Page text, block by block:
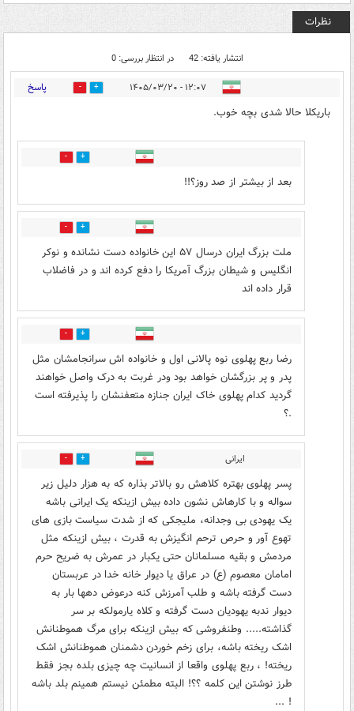
نظرات
انتشار یافته: 42 در انتظار بررسی: 0
۱۲:۰۷ - ۱۴۰۵/۰۳/۲۰ 43 پاسخ
باریکلا حالا شدی بچه خوب.
2
بعد از بیشتر از صد روز؟!!
3
ملت بزرگ ایران درسال ۵۷ این خانواده دست نشانده و نوکر
انگلیس و شیطان بزرگ آمریکا را دفع کرده اند و در فاضلاب
قرار داده اند
2
رضا ربع پهلوی نوه پالانی اول و خانواده اش سرانجامشان مثل
پدر و پر بزرگشان خواهد بود ودر غربت به درک واصل خواهند
گردید کدام پهلوی خاک ایران جنازه متعفنشان را پذیرفته است
.؟
ایرانی 2
پسر پهلوی بهتره کلاهش رو بالاتر بذاره که به هزار دلیل زیر
سواله و با کارهاش نشون داده بیش ازینکه یک ایرانی باشه
یک یهودی بی وجدانه، ملیجکی که از شدت سیاست بازی های
تهوع آور و حرص ترحم انگیزش به قدرت ، بیش ازینکه مثل
مردمش و بقیه مسلمانان حتی یکبار در عمرش به ضریح حرم
امامان معصوم (ع) در عراق یا دیوار خانه خدا در عربستان
دست گرفته باشه و طلب آمرزش کنه درعوض دهها بار به
دیوار ندبه یهودیان دست گرفته و کلاه یارمولکه بر سر
گذاشته..... وطنفروشی که بیش ازینکه برای مرگ هموطنانش
اشک ریخته باشه، برای زخم خوردن دشمنان هموطنانش اشک
ریخته! ، ربع پهلوی واقعا از انسانیت چه چیزی بلده بجز فقط
طرز نوشتن این کلمه ؟؟! البته مطمئن نیستم همینم بلد باشه
! ...